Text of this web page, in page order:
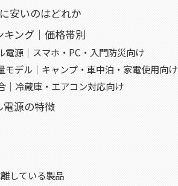
安いのはどれか
ング｜価格帯別
源｜スマホ・PC・入門防災向け
モデル｜キャンプ・車中泊・家電使用向け
｜冷蔵庫・エアコン対応向け
電源の特徴
している製品